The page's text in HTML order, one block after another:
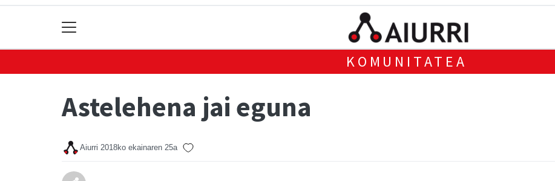
KOMUNITATEA
Astelehena jai eguna
Aiurri 2018ko ekainaren 25a